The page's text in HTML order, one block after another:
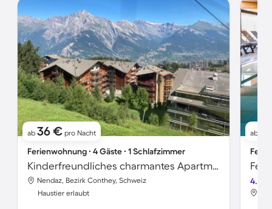
ab 36 € pro Nacht
Ferienwohnung ∙ 4 Gäste ∙ 1 Schlafzimmer
Kinderfreundliches charmantes Apartment mit Sauna | Bergblick | Skifahren in der Nähe | Haustiere sind willkommen
Nendaz, Bezirk Conthey, Schweiz
Haustier erlaubt
ab
4.8